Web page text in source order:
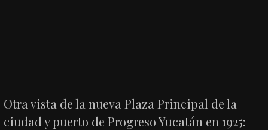
Otra vista de la nueva Plaza Principal de la
ciudad y puerto de Progreso Yucatán en 1925: